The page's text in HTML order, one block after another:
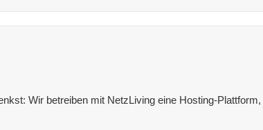
Wir betreiben mit NetzLiving eine Hosting-